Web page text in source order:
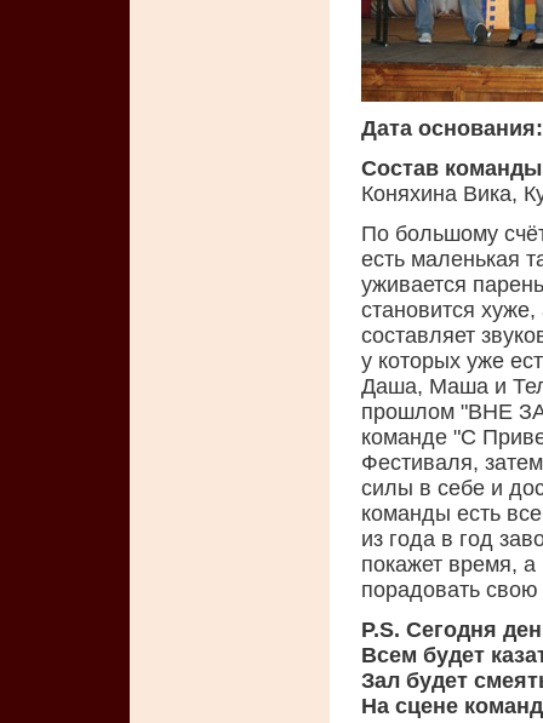
Дата основания:
Состав
Коняхина Вика,
По большому
есть маленькая
уживается
становится
составляет
у которых уже
Даша, Маша и
прошлом "ВНЕ
команде "С
Фестиваля,
силы в себе и
команды есть
из года в год
покажет время,
порадовать
P.S. Сегодня
Всем будет
Зал будет
На сцене